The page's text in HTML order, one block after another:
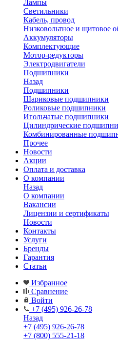
Лампы
Светильники
Кабель, провод
Низковольтное и щитовое
Аккумуляторы
Комплектующие
Мотор-редукторы
Электродвигатели
Подшипники
Назад
Подшипники
Шариковые подшипники
Роликовые подшипники
Игольчатые подшипники
Цилиндрические
Комбинированные
Прочее
Новости
Акции
Оплата и доставка
О компании
Назад
О компании
Вакансии
Лицензии и сертификаты
Новости
Контакты
Услуги
Бренды
Гарантия
Статьи
Избранное
Сравнение
Войти
+7 (495) 926-26-78
Назад
+7 (495) 926-26-78
+7 (800) 555-21-18